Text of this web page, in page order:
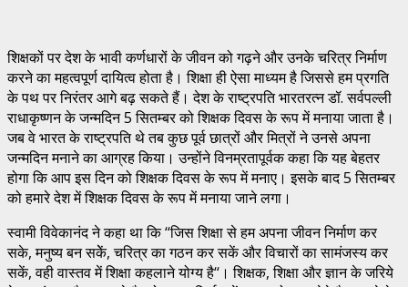
शिक्षकों पर देश के भावी कर्णधारों के जीवन को गढ़ने और उनके चरित्र निर्माण
करने का महत्वपूर्ण दायित्व होता है। शिक्षा ही ऐसा माध्यम है जिससे हम प्रगति
के पथ पर निरंतर आगे बढ़ सकते हैं। देश के राष्ट्रपति भारतरत्न डॉ. सर्वपल्ली
राधाकृष्णन के जन्मदिन 5 सितम्बर को शिक्षक दिवस के रूप में मनाया जाता है।
जब वे भारत के राष्ट्रपति थे तब कुछ पूर्व छात्रों और मित्रों ने उनसे अपना
जन्मदिन मनाने का आग्रह किया। उन्होंने विनम्रतापूर्वक कहा कि यह बेहतर
होगा कि आप इस दिन को शिक्षक दिवस के रूप में मनाए। इसके बाद 5 सितम्बर
को हमारे देश में शिक्षक दिवस के रूप में मनाया जाने लगा।
स्वामी विवेकानंद ने कहा था कि ‘‘जिस शिक्षा से हम अपना जीवन निर्माण कर
सके, मनुष्य बन सकेें, चरित्र का गठन कर सकें और विचारों का सामंजस्य कर
सकें, वही वास्तव में शिक्षा कहलाने योग्य है‘‘। शिक्षक, शिक्षा और ज्ञान के जरिये